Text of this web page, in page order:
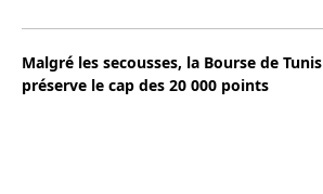
Malgré les secousses, la Bourse de Tunis
préserve le cap des 20 000 points